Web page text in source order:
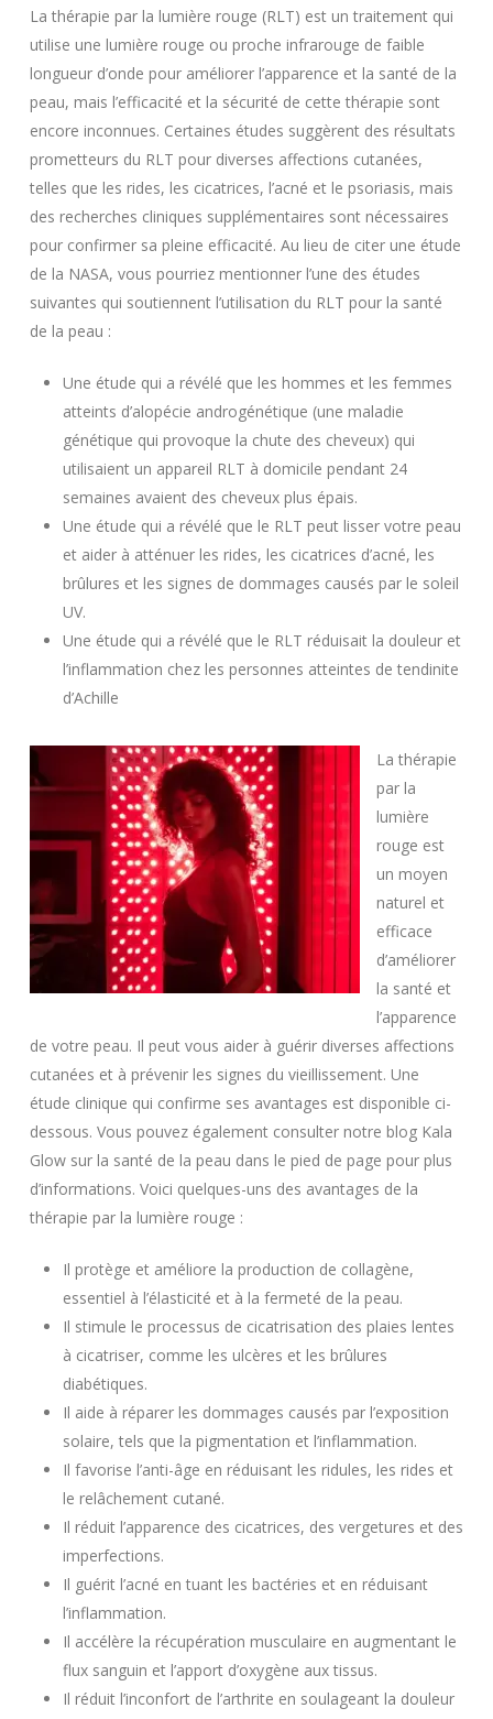
La thérapie par la lumière rouge (RLT) est un traitement qui
utilise une lumière rouge ou proche infrarouge de faible
longueur d’onde pour améliorer l’apparence et la santé de la
peau, mais l’efficacité et la sécurité de cette thérapie sont
encore inconnues. Certaines études suggèrent des résultats
prometteurs du RLT pour diverses affections cutanées,
telles que les rides, les cicatrices, l’acné et le psoriasis, mais
des recherches cliniques supplémentaires sont nécessaires
pour confirmer sa pleine efficacité. Au lieu de citer une étude
de la NASA, vous pourriez mentionner l’une des études
suivantes qui soutiennent l’utilisation du RLT pour la santé
de la peau :
Une étude qui a révélé que les hommes et les femmes
atteints d’alopécie androgénétique (une maladie
génétique qui provoque la chute des cheveux) qui
utilisaient un appareil RLT à domicile pendant 24
semaines avaient des cheveux plus épais.
Une étude qui a révélé que le RLT peut lisser votre peau
et aider à atténuer les rides, les cicatrices d’acné, les
brûlures et les signes de dommages causés par le soleil
UV.
Une étude qui a révélé que le RLT réduisait la douleur et
l’inflammation chez les personnes atteintes de tendinite
d’Achille
La thérapie
par la
lumière
rouge est
un moyen
naturel et
efficace
d’améliorer
la santé et
l’apparence
de votre peau. Il peut vous aider à guérir diverses affections
cutanées et à prévenir les signes du vieillissement. Une
étude clinique qui confirme ses avantages est disponible ci-
dessous. Vous pouvez également consulter notre blog Kala
Glow sur la santé de la peau dans le pied de page pour plus
d’informations. Voici quelques-uns des avantages de la
thérapie par la lumière rouge :
Il protège et améliore la production de collagène,
essentiel à l’élasticité et à la fermeté de la peau.
Il stimule le processus de cicatrisation des plaies lentes
à cicatriser, comme les ulcères et les brûlures
diabétiques.
Il aide à réparer les dommages causés par l’exposition
solaire, tels que la pigmentation et l’inflammation.
Il favorise l’anti-âge en réduisant les ridules, les rides et
le relâchement cutané.
Il réduit l’apparence des cicatrices, des vergetures et des
imperfections.
Il guérit l’acné en tuant les bactéries et en réduisant
l’inflammation.
Il accélère la récupération musculaire en augmentant le
flux sanguin et l’apport d’oxygène aux tissus.
Il réduit l’inconfort de l’arthrite en soulageant la douleur